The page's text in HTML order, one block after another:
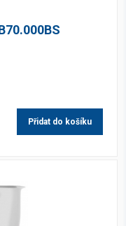
Přidat do košíku